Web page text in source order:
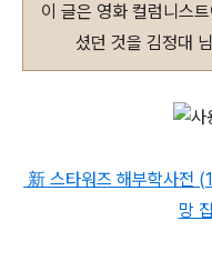
이 글은 영화 컬럼니스
셨던 것을 김정대
新 스타워즈 해부학사전
망